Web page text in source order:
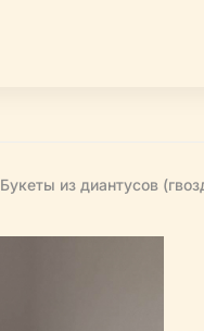
Букеты из диантусов